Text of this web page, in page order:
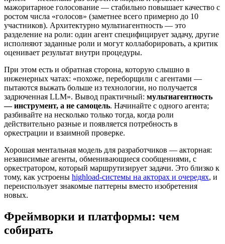
мажоритарное голосование — стабильно повышает качество с
ростом числа «голосов» (заметнее всего примерно до 10
участников). Архитектурно мультиагентность — это
разделение на роли: один агент специфицирует задачу, другие
исполняют заданные роли и могут коллаборировать, а критик
оценивает результат внутри процедуры.
При этом есть и обратная сторона, которую слышно в
инженерных чатах: «похоже, переборщили с агентами —
пытаются выжать больше из технологии, но получается
задрюченная LLM». Вывод практичный: мультиагентность
— инструмент, а не самоцель. Начинайте с одного агента;
разбивайте на несколько только тогда, когда роли
действительно разные и появляется потребность в
оркестрации и взаимной проверке.
Хорошая ментальная модель для разработчиков — акторная:
независимые агенты, обменивающиеся сообщениями, с
оркестратором, который маршрутизирует задачи. Это близко к
тому, как устроены highload-системы на акторах и очередях, и
переиспользует знакомые паттерны вместо изобретения
новых.
Фреймворки и платформы: чем
собирать